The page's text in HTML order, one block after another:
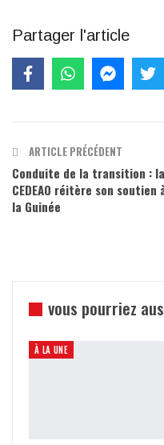
Partager l'article
ARTICLE PRÉCÉDENT
Conduite de la transition : la
CEDEAO réitère son soutien
la Guinée
vous pourriez
À LA UNE